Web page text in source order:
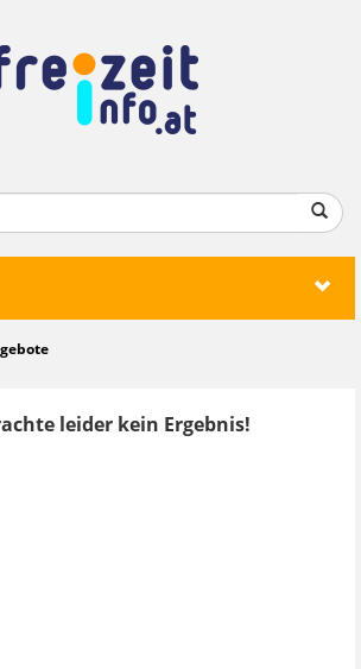
leider kein Ergebnis!